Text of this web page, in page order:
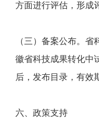
方面进行评估，形成
（三）备案公布。
徽省科技成果转化中
后，发布目录，有效
六、政策支持